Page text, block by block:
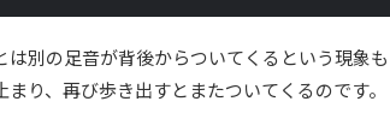
別の足音が背後からついてくるという現象も
り、再び歩き出すとまたついてくるのです。